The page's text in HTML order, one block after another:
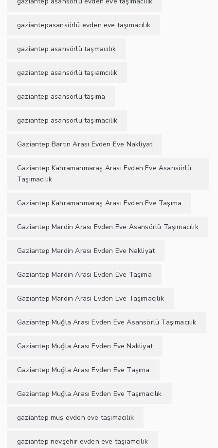
gaziantepasansörlü evden eve taşımacılık
gaziantep asansörlü taşmacılık
gaziantep asansörlü taşıamcılık
gaziantep asansörlü taşıma
gaziantep asansörlü taşımacılık
Gaziantep Bartın Arası Evden Eve Nakliyat
Gaziantep Kahramanmaraş Arası Evden Eve Asansörlü
Taşımacılık
Gaziantep Kahramanmaraş Arası Evden Eve Taşıma
Gaziantep Mardin Arası Evden Eve Asansörlü Taşımacılık
Gaziantep Mardin Arası Evden Eve Nakliyat
Gaziantep Mardin Arası Evden Eve Taşıma
Gaziantep Mardin Arası Evden Eve Taşımacılık
Gaziantep Muğla Arası Evden Eve Asansörlü Taşımacılık
Gaziantep Muğla Arası Evden Eve Nakliyat
Gaziantep Muğla Arası Evden Eve Taşıma
Gaziantep Muğla Arası Evden Eve Taşımacılık
gaziantep muş evden eve taşımacılık
gaziantep nevşehir evden eve taşıamcılık